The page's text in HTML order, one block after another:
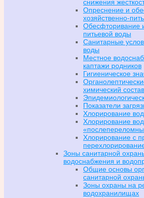
снижения
Опреснение и
хозяйственно-
Обесфторивание
питьевой воды
Санитарные
воды
Местное
каптажи родников
Гигиеническое
химический состав
Показатели
Хлорирование
Хлорирование
Хлорирование с
Зоны санитарной
водоснабжения и
Общие основы
санитарной
Зоны охраны на
водохранилищах